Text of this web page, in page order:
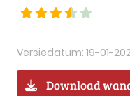
Versiedatum: 19-01-
Download